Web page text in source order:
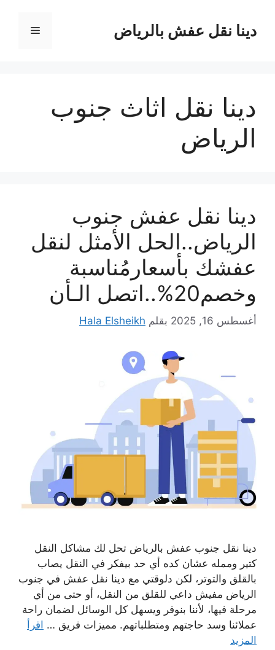
المحتوىدينا نقل عفش بالرياض القائمة
دينا نقل اثاث جنوب
الرياض
دينا نقل عفش جنوب
الرياض..الحل الأمثل لنقل
عفشك بأسعارمُناسبة
وخصم20%..اتصل الـأن
أغسطس 16, 2025 بقلم Hala Elsheikh
دينا نقل جنوب عفش بالرياض تحل لك مشاكل النقل
كتير وممله عشان كده أي حد بيفكر في النقل يصاب
بالقلق والتوتر، لكن دلوقتي مع دينا نقل عفش في جنوب
الرياض مفيش داعي للقلق من النقل، أو حتى من أي
مرحلة فيها، لأننا بنوفر ويسهل كل الوسائل لضمان راحة
عملائنا وسد حاجتهم ومتطلباتهم. مميزات فريق … اقرأ
المزيد